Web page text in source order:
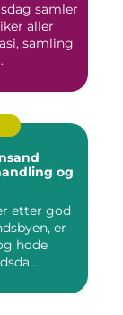
samler
aller
samling
og
etter god
er
hode